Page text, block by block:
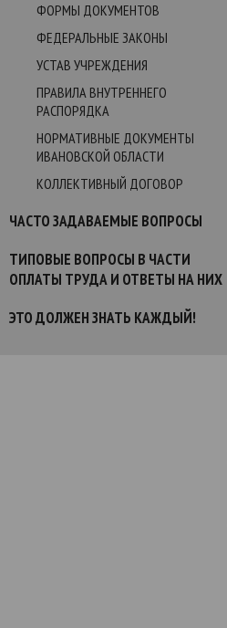
ФОРМЫ ДОКУМЕНТОВ
ФЕДЕРАЛЬНЫЕ ЗАКОНЫ
УСТАВ УЧРЕЖДЕНИЯ
ПРАВИЛА ВНУТРЕННЕГО
РАСПОРЯДКА
НОРМАТИВНЫЕ ДОКУМЕНТЫ
ИВАНОВСКОЙ ОБЛАСТИ
КОЛЛЕКТИВНЫЙ ДОГОВОР
ЧАСТО ЗАДАВАЕМЫЕ ВОПРОСЫ
ТИПОВЫЕ ВОПРОСЫ В ЧАСТИ
ОПЛАТЫ ТРУДА И ОТВЕТЫ НА НИХ
ЭТО ДОЛЖЕН ЗНАТЬ КАЖДЫЙ!